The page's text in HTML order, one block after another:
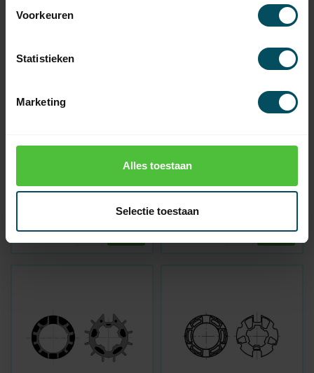
Voorkeuren
Statistieken
Marketing
Alles toestaan
Selectie toestaan
SOMFY
Adaptieset Ø 70x0,8
6,95
SOMFY
Adaptieset Ø 63 mm
en T5
Op voorraad
5,95